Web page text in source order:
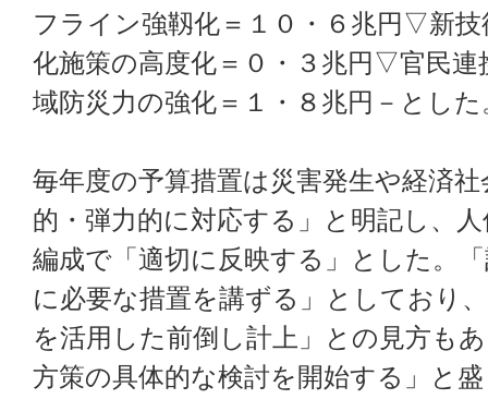
フライン強靱化＝１０・６兆円▽新
化施策の高度化＝０・３兆円▽官民
域防災力の強化＝１・８兆円－とした
毎年度の予算措置は災害発生や経済
的・弾力的に対応する」と明記し、
編成で「適切に反映する」とした。
に必要な措置を講ずる」としており
を活用した前倒し計上」との見方も
方策の具体的な検討を開始する」と